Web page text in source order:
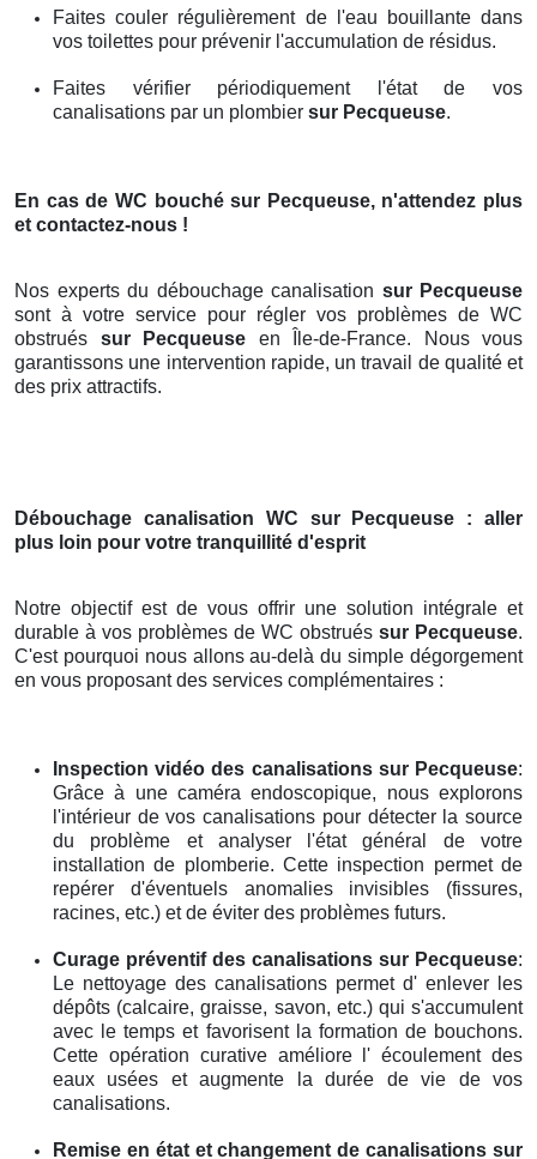
Faites couler régulièrement de l'eau bouillante dans
vos toilettes pour prévenir l'accumulation de résidus.
Faites vérifier périodiquement l'état de vos
canalisations par un plombier sur Pecqueuse.
En cas de WC bouchésur Pecqueuse, n'attendez plus
et contactez-nous !
Nos experts du débouchage canalisation sur Pecqueuse
sont à votre service pour régler vos problèmes de WC
obstrués sur Pecqueuse en Île-de-France. Nous vous
garantissons une intervention rapide, un travail de qualité et
des prix attractifs.
Débouchage canalisation WC sur Pecqueuse : aller
plus loin pour votre tranquillité d'esprit
Notre objectif est de vous offrir une solution intégrale et
durable à vos problèmes de WC obstrués sur Pecqueuse.
C'est pourquoi nous allons au-delà du simple dégorgement
en vous proposant des services complémentaires :
Inspection vidéo des canalisations sur Pecqueuse:
Grâce à une caméra endoscopique, nous explorons
l'intérieur de vos canalisations pour détecter la source
du problème et analyser l'état général de votre
installation de plomberie. Cette inspection permet de
repérer d'éventuels anomalies invisibles (fissures,
racines, etc.) et de éviter des problèmes futurs.
Curage préventif des canalisations sur Pecqueuse:
Le nettoyage des canalisations permet d' enlever les
dépôts (calcaire, graisse, savon, etc.) qui s'accumulent
avec le temps et favorisent la formation de bouchons.
Cette opération curative améliore l' écoulement des
eaux usées et augmente la durée de vie de vos
canalisations.
Remise en état et changement de canalisations sur